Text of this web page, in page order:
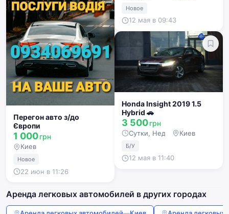
Перегон авто з/до
Європи
1 000грн
Киев
Новое
22 июн в 11:26
Новое
12 мая в 09:43
Honda Insight 2019 1.5
Hybrid 🚗
3 500грн
Сутки, Неделя, Месяц, Год
Киев
Б/У
12 мая в 11:40
Аренда легковых автомобилей в других городах